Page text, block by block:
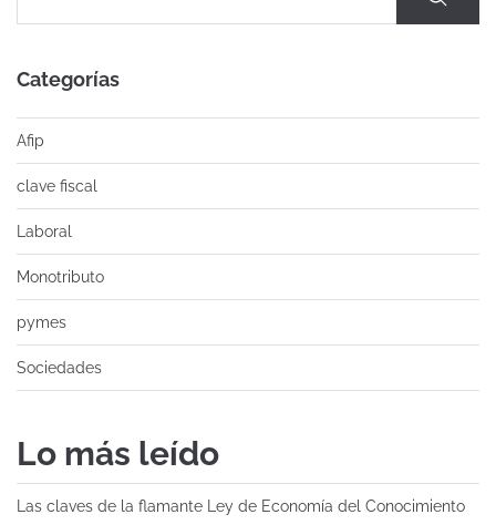
Categorías
Afip
clave fiscal
Laboral
Monotributo
pymes
Sociedades
Lo más leído
Las claves de la flamante Ley de Economía del Conocimiento